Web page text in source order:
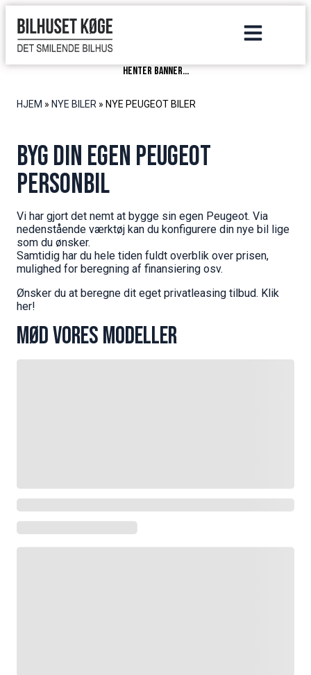
henter banner...
HJEM » NYE BILER » NYE PEUGEOT BILER
BYG DIN EGEN PEUGEOT
PERSONBIL
Vi har gjort det nemt at bygge sin egen Peugeot. Via
nedenstående værktøj kan du konfigurere din nye bil lige
som du ønsker.
Samtidig har du hele tiden fuldt overblik over prisen,
mulighed for beregning af finansiering osv.
Ønsker du at beregne dit eget privatleasing tilbud. Klik
her!
Mød vores modeller